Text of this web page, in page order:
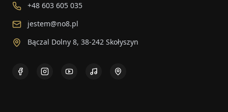
+48 603 605 035
jestem@no8.pl
Bączal Dolny 8, 38-242 Skołyszyn